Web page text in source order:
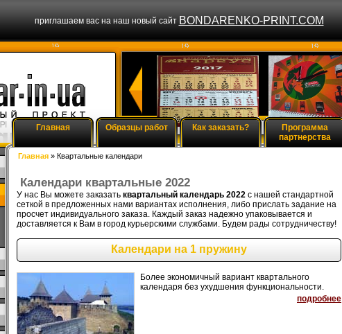
Главная Образцы работ Как заказать?
Программа
партнерства
Календари квартальные 2022
Главная » Квартальные календари
У нас Вы можете заказать квартальный календарь 2022 с нашей стандартной
сеткой в предложенных нами вариантах исполнения, либо прислать задание на
просчет индивидуального заказа. Каждый заказ надежно упаковывается и
доставляется к Вам в город курьерскими службами. Будем рады сотрудничеству!
Календари на 1 пружину
Более экономичный вариант квартального
календаря без ухудшения функциональности.
подробнее
приглашаем вас на наш новый сайт BONDARENKO-PRINT.COM